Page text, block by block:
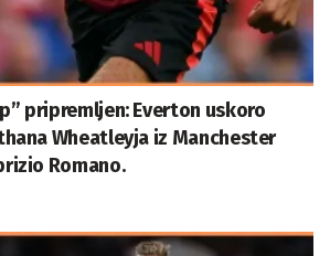
pripremljen: Everton uskoro
Wheatleyja iz Manchester
Romano.